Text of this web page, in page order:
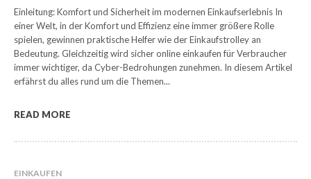
Einleitung: Komfort und Sicherheit im modernen Einkaufserlebnis In
einer Welt, in der Komfort und Effizienz eine immer größere Rolle
spielen, gewinnen praktische Helfer wie der Einkaufstrolley an
Bedeutung. Gleichzeitig wird sicher online einkaufen für Verbraucher
immer wichtiger, da Cyber-Bedrohungen zunehmen. In diesem Artikel
erfährst du alles rund um die Themen...
READ MORE
EINKAUFEN